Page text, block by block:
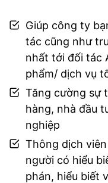
Giúp công ty
tác cũng như
nhất tới đối tác
phẩm/ dịch vụ
Tăng cường sự
hàng, nhà đầu
nghiệp
Thông dịch
người có hiểu
phán, hiểu biết